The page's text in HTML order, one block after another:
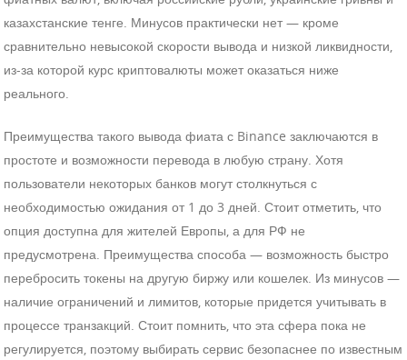
казахстанские тенге. Минусов практически нет — кроме
сравнительно невысокой скорости вывода и низкой ликвидности,
из-за которой курс криптовалюты может оказаться ниже
реального.
Преимущества такого вывода фиата с Binance заключаются в
простоте и возможности перевода в любую страну. Хотя
пользователи некоторых банков могут столкнуться с
необходимостью ожидания от 1 до 3 дней. Стоит отметить, что
опция доступна для жителей Европы, а для РФ не
предусмотрена. Преимущества способа — возможность быстро
перебросить токены на другую биржу или кошелек. Из минусов —
наличие ограничений и лимитов, которые придется учитывать в
процессе транзакций. Стоит помнить, что эта сфера пока не
регулируется, поэтому выбирать сервис безопаснее по известным